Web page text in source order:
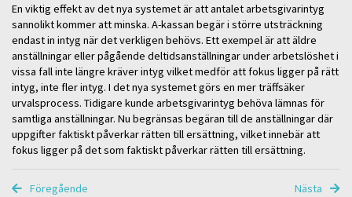
En viktig effekt av det nya systemet är att antalet arbetsgivarintyg
sannolikt kommer att minska. A-kassan begär i större utsträckning
endast in intyg när det verkligen behövs. Ett exempel är att äldre
anställningar eller pågående deltidsanställningar under arbetslöshet i
vissa fall inte längre kräver intyg vilket medför att fokus ligger på rätt
intyg, inte fler intyg. I det nya systemet görs en mer träffsäker
urvalsprocess. Tidigare kunde arbetsgivarintyg behöva lämnas för
samtliga anställningar. Nu begränsas begäran till de anställningar där
uppgifter faktiskt påverkar rätten till ersättning, vilket innebär att
fokus ligger på det som faktiskt påverkar rätten till ersättning.
Föregående Nästa